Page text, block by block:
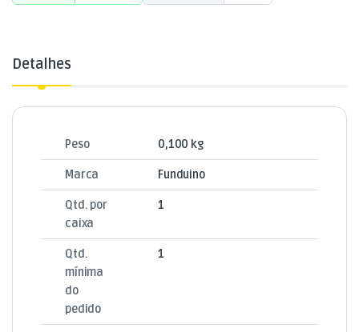
Detalhes
Peso 0,100 kg
Marca Funduino
Qtd. por
caixa
1
Qtd.
mínima
do
pedido
1